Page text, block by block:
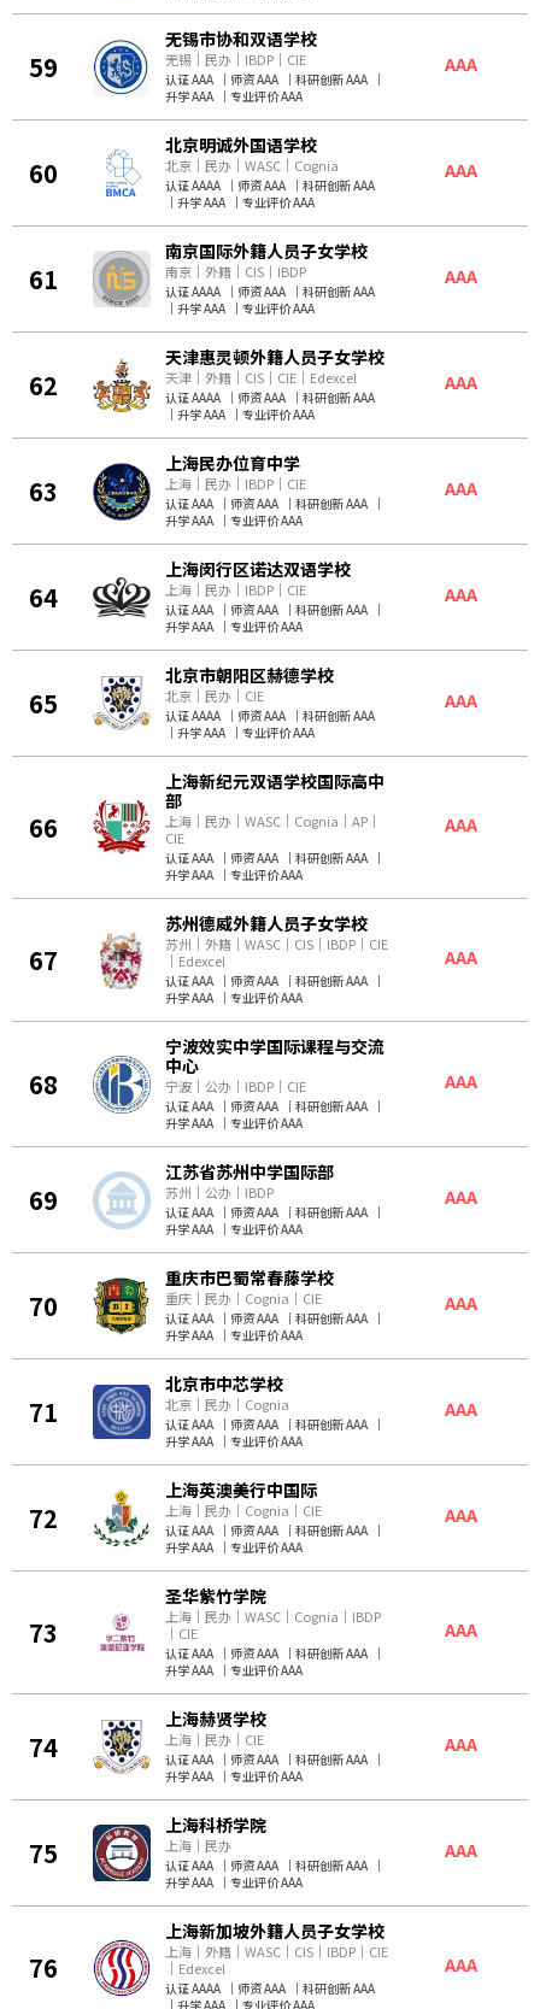
59
无锡市协和双语学校
无锡 ｜ 民办 ｜ IBDP ｜ CIE
认证 AAA ｜ 师资 AAA ｜科研创新 AAA ｜
升学 AAA ｜专业评价 AAA
AAA
60
北京明诚外国语学校
北京 ｜ 民办 ｜WASC ｜ Cognia
认证 AAAA ｜ 师资 AAA ｜科研创新 AAA
｜升学 AAA ｜专业评价 AAA
AAA
61
南京国际外籍人员子女学校
南京 ｜外籍 ｜ CIS ｜ IBDP
认证 AAAA ｜ 师资 AAA ｜科研创新 AAA
｜升学 AAA ｜专业评价 AAA
AAA
62
天津惠灵顿外籍人员子女学校
天津 ｜外籍 ｜ CIS ｜ CIE ｜ Edexcel
认证 AAAA ｜ 师资 AAA ｜科研创新 AAA
｜升学 AAA ｜专业评价 AAA
AAA
63
上海民办位育中学
上海 ｜ 民办 ｜ IBDP ｜ CIE
认证 AAA ｜ 师资 AAA ｜科研创新 AAA ｜
升学 AAA ｜专业评价 AAA
AAA
64
上海闵行区诺达双语学校
上海 ｜ 民办 ｜ IBDP ｜ CIE
认证 AAA ｜ 师资 AAA ｜科研创新 AAA ｜
升学 AAA ｜专业评价 AAA
AAA
65
北京市朝阳区赫德学校
北京 ｜ 民办 ｜ CIE
认证 AAAA ｜ 师资 AAA ｜科研创新 AAA
｜升学 AAA ｜专业评价 AAA
AAA
66
上海新纪元双语学校国际高中
部
上海 ｜ 民办 ｜WASC ｜ Cognia ｜AP ｜
CIE
认证 AAA ｜ 师资 AAA ｜科研创新 AAA ｜
升学 AAA ｜专业评价 AAA
AAA
67
苏州德威外籍人员子女学校
苏州 ｜外籍 ｜WASC ｜ CIS ｜ IBDP ｜ CIE
｜ Edexcel
认证 AAA ｜ 师资 AAA ｜科研创新 AAA ｜
升学 AAA ｜专业评价 AAA
AAA
68
宁波效实中学国际课程与交流
中心
宁波 ｜ 公办 ｜ IBDP ｜ CIE
认证 AAA ｜ 师资 AAA ｜科研创新 AAA ｜
升学 AAA ｜专业评价 AAA
AAA
69
江苏省苏州中学国际部
苏州 ｜ 公办 ｜ IBDP
认证 AAA ｜ 师资 AAA ｜科研创新 AAA ｜
升学 AAA ｜专业评价 AAA
AAA
70
重庆市巴蜀常春藤学校
重庆 ｜ 民办 ｜ Cognia ｜ CIE
认证 AAA ｜ 师资 AAA ｜科研创新 AAA ｜
升学 AAA ｜专业评价 AAA
AAA
71
北京市中芯学校
北京 ｜ 民办 ｜ Cognia
认证 AAA ｜ 师资 AAA ｜科研创新 AAA ｜
升学 AAA ｜专业评价 AAA
AAA
72
上海英澳美行中国际
上海 ｜ 民办 ｜ Cognia ｜ CIE
认证 AAA ｜ 师资 AAA ｜科研创新 AAA ｜
升学 AAA ｜专业评价 AAA
AAA
73
圣华紫竹学院
上海 ｜ 民办 ｜WASC ｜ Cognia ｜ IBDP
｜ CIE
认证 AAA ｜ 师资 AAA ｜科研创新 AAA ｜
升学 AAA ｜专业评价 AAA
AAA
74
上海赫贤学校
上海 ｜ 民办 ｜ CIE
认证 AAA ｜ 师资 AAA ｜科研创新 AAA ｜
升学 AAA ｜专业评价 AAA
AAA
75
上海科桥学院
上海 ｜ 民办
认证 AAA ｜ 师资 AAA ｜科研创新 AAA ｜
升学 AAA ｜专业评价 AAA
AAA
76
上海新加坡外籍人员子女学校
上海 ｜外籍 ｜WASC ｜ CIS ｜ IBDP ｜ CIE
｜ Edexcel
认证 AAAA ｜ 师资 AAA ｜科研创新 AAA
｜升学 AAA ｜专业评价 AAA
AAA